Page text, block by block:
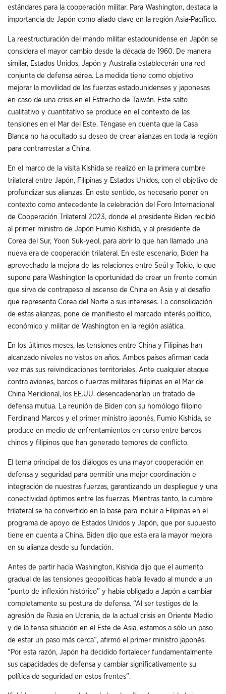
estándares para la cooperación militar. Para Washington, destaca la
importancia de Japón como aliado clave en la región Asia-Pacífico.
La reestructuración del mando militar estadounidense en Japón se
considera el mayor cambio desde la década de 1960. De manera
similar, Estados Unidos, Japón y Australia establecerán una red
conjunta de defensa aérea. La medida tiene como objetivo
mejorar la movilidad de las fuerzas estadounidenses y japonesas
en caso de una crisis en el Estrecho de Taiwán. Este salto
cualitativo y cuantitativo se produce en el contexto de las
tensiones en el Mar del Este. Téngase en cuenta que la Casa
Blanca no ha ocultado su deseo de crear alianzas en toda la región
para contrarrestar a China.
En el marco de la visita Kishida se realizó en la primera cumbre
trilateral entre Japón, Filipinas y Estados Unidos, con el objetivo de
profundizar sus alianzas. En este sentido, es necesario poner en
contexto como antecedente la celebración del Foro Internacional
de Cooperación Trilateral 2023, donde el presidente Biden recibió
al primer ministro de Japón Fumio Kishida, y al presidente de
Corea del Sur, Yoon Suk-yeol, para abrir lo que han llamado una
nueva era de cooperación trilateral. En este escenario, Biden ha
aprovechado la mejora de las relaciones entre Seúl y Tokio, lo que
supone para Washington la oportunidad de crear un frente común
que sirva de contrapeso al ascenso de China en Asia y al desafío
que representa Corea del Norte a sus intereses. La consolidación
de estas alianzas, pone de manifiesto el marcado interés político,
económico y militar de Washington en la región asiática.
En los últimos meses, las tensiones entre China y Filipinas han
alcanzado niveles no vistos en años. Ambos países afirman cada
vez más sus reivindicaciones territoriales. Ante cualquier ataque
contra aviones, barcos o fuerzas militares filipinas en el Mar de
China Meridional, los EE.UU. desencadenarían un tratado de
defensa mutua. La reunión de Biden con su homólogo filipino
Ferdinand Marcos y el primer ministro japonés, Fumio Kishida, se
produce en medio de enfrentamientos en curso entre barcos
chinos y filipinos que han generado temores de conflicto.
El tema principal de los diálogos es una mayor cooperación en
defensa y seguridad para permitir una mejor coordinación e
integración de nuestras fuerzas, garantizando un despliegue y una
conectividad óptimos entre las fuerzas. Mientras tanto, la cumbre
trilateral se ha convertido en la base para incluir a Filipinas en el
programa de apoyo de Estados Unidos y Japón, que por supuesto
tiene en cuenta a China. Biden dijo que esta era la mayor mejora
en su alianza desde su fundación.
Antes de partir hacia Washington, Kishida dijo que el aumento
gradual de las tensiones geopolíticas había llevado al mundo a un
“punto de inflexión histórico” y había obligado a Japón a cambiar
completamente su postura de defensa. “Al ser testigos de la
agresión de Rusia en Ucrania, de la actual crisis en Oriente Medio
y de la tensa situación en el Este de Asia, estamos a sólo un paso
de estar un paso más cerca”, afirmó el primer ministro japonés.
“Por esta razón, Japón ha decidido fortalecer fundamentalmente
sus capacidades de defensa y cambiar significativamente su
política de seguridad en estos frentes”.